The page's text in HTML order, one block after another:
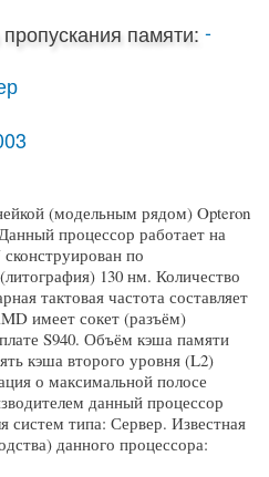
памяти: -
(модельным рядом) Opteron
процессор работает на
по
130 нм. Количество
тактовая частота составляет
имеет сокет (разъём)
S940. Объём кэша памяти
кэша второго уровня (L2)
о максимальной полосе
данный процессор
систем типа: Сервер. Известная
данного процессора: